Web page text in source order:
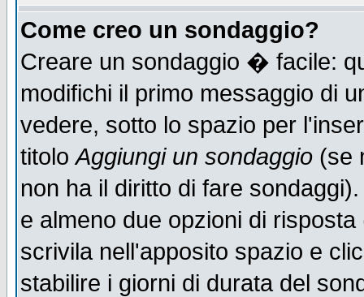
Come creo un sondaggio?
Creare un sondaggio � facile:
modifichi il primo messaggio di
vedere, sotto lo spazio per
titoloAggiungi un sondaggio (se
non ha il diritto di fare
e almeno due opzioni di
scrivila nell'apposito spazio e
stabilire i giorni di durata del